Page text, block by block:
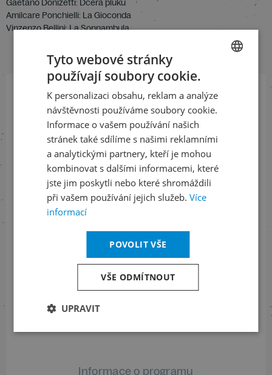
Gaetano Donizetti: Dcera pluku
Amilcare Ponchielli: La Gioconda
Vinzenzo Bellini: La Sonnambula
Přihlaste se k našemu newsletteru
a buďte jako první v obraze
ODEBÍRAT NEWSLETTER
Sledujte nás na sociálních sítích
LinkedIn
Informace o stavu objednávek
Informace o programu
ENGLISH
Tyto webové stránky
používají soubory cookie.
K personalizaci obsahu, reklam a analýze
návštěvnosti používáme soubory cookie.
Informace o vašem používání našich
stránek také sdílíme s našimi reklamními
a analytickými partnery, kteří je mohou
kombinovat s dalšími informacemi, které
jste jim poskytli nebo které shromáždili
při vašem používání jejich služeb. Více
informací
POVOLIT VŠE
VŠE ODMÍTNOUT
UPRAVIT